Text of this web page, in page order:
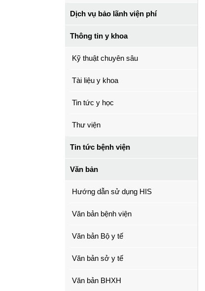
Dịch vụ bảo lãnh viện phí
Thông tin y khoa
Kỹ thuật chuyên sâu
Tài liệu y khoa
Tin tức y học
Thư viện
Tin tức bệnh viện
Văn bản
Hướng dẫn sử dụng HIS
Văn bản bệnh viện
Văn bản Bộ y tế
Văn bản sở y tế
Văn bản BHXH